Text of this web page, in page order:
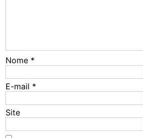
Nome *
E-mail *
Site